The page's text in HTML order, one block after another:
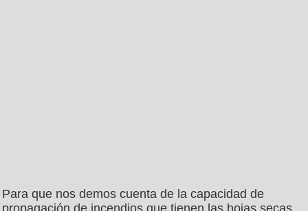
Para que nos demos cuenta de la capacidad de
propagación de incendios que tienen las hojas secas